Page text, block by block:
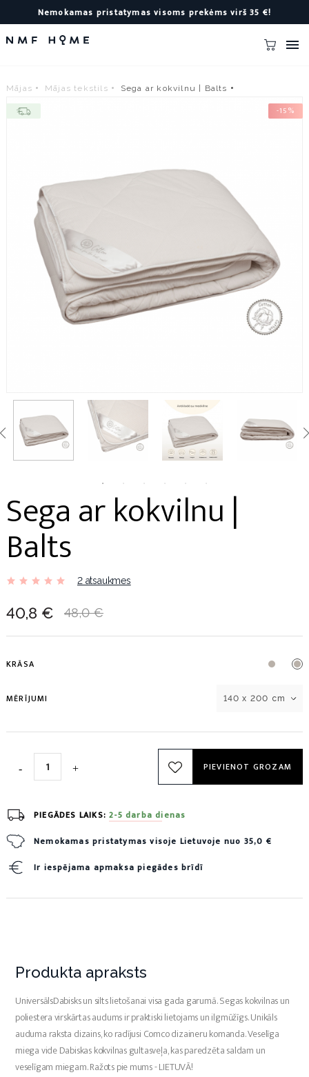
Nemokamas pristatymas visoms prekėms virš 35 €!

Mājas Mājas tekstils Sega ar kokvilnu | Balts
-15%
Sega ar kokvilnu |
Balts
2 atsaukmes
40,8 € 48,0 €
KRĀSA
MĒRĪJUMI 140 x 200 cm
PIEVIENOT GROZAM
PIEGĀDES LAIKS:2-5 darba dienas
Nemokamas pristatymas visoje Lietuvoje nuo 35,0 €
Ir iespējama apmaksa piegādes brīdī
Produkta apraksts
UniversālsDabisks un silts lietošanai visa gada garumā. Segas kokvilnas un
poliestera virskārtas audums ir praktiski lietojams un ilgmūžīgs. Unikāls
auduma raksta dizains, ko radījusi Comco dizaineru komanda. Veselīga
miega vide Dabiskas kokvilnas gultasveļa, kas paredzēta saldam un
veselīgam miegam. Ražots pie mums - LIETUVĀ!